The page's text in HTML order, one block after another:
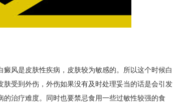
风是皮肤性疾病，皮肤较为敏感的。所以这个时候白
受到外伤，外伤如果没有及时处理妥当的话是会引发
治疗难度。同时也要禁忌食用一些过敏性较强的食
各类白癜风诊
治，尤其是青少年
据患者病情发展
风治疗有独到的心